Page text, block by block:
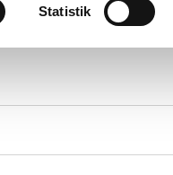
Statistik